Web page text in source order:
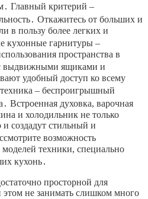
Главный критерий –
Откажитесь от больших и
в пользу более легких и
кухонные гарнитуры –
пространства в
выдвижными ящиками и
удобный доступ ко всему
– беспроигрышный
Встроенная духовка, варочная
и холодильник не только
и создадут стильный и
возможность
техники, специально
кухонь․
просторной для
не занимать слишком много